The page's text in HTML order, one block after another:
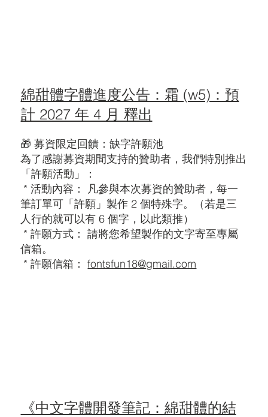
🎁 募資限定回饋：缺字許願池
為了感謝募資期間支持的贊助者，我們特別推出
「許願活動」：
* 活動內容： 凡參與本次募資的贊助者，每一
筆訂單可「許願」製作 2 個特殊字。（若是三
人行的就可以有 6 個字，以此類推）
* 許願方式： 請將您希望製作的文字寄至專屬
信箱。
* 許願信箱：fontsfun18@gmail.com
綿甜體字體進度公告：霜 (w5)：預
計 2027 年 4 月 釋出
《中文字體開發筆記：綿甜體的結